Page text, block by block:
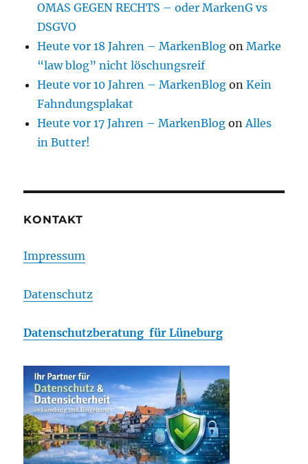
OMAS GEGEN RECHTS – oder MarkenG vs
DSGVO
Heute vor 18 Jahren – MarkenBlog onMarke
“law blog” nicht löschungsreif
Heute vor 10 Jahren – MarkenBlog onKein
Fahndungsplakat
Heute vor 17 Jahren – MarkenBlog onAlles
in Butter!
KONTAKT
Impressum
Datenschutz
Datenschutzberatung für Lüneburg